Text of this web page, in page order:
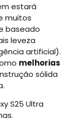
estará
muitos
baseado
leveza
artificial).
melhorias
sólida
S25 Ultra